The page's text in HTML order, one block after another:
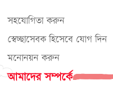
সহযোগিতা করুন
স্বেচ্ছাসেবক হিসেবে যোগ দিন
মনোনয়ন করুন
আমাদের সম্পর্কে